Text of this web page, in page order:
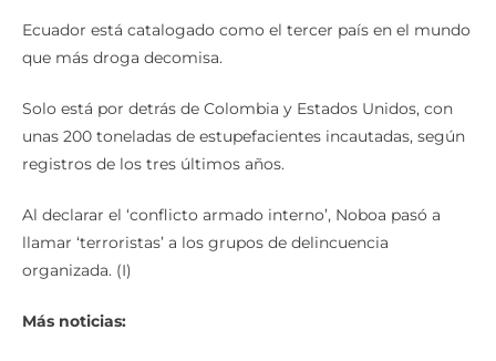
Ecuador está catalogado como el tercer país en el mundo
que más droga decomisa.
Solo está por detrás de Colombia y Estados Unidos, con
unas 200 toneladas de estupefacientes incautadas, según
registros de los tres últimos años.
Al declarar el ‘conflicto armado interno’, Noboa pasó a
llamar ‘terroristas’ a los grupos de delincuencia
organizada. (I)
Más noticias: